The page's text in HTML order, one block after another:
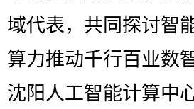
域代表，共同探讨智
算力推动千行百业数
沈阳人工智能计算中